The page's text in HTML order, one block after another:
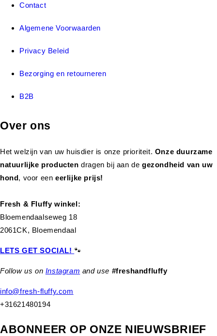
Contact
Algemene Voorwaarden
Privacy Beleid
Bezorging en retourneren
B2B
Over ons
Het welzijn van uw huisdier is onze prioriteit. Onze duurzame
natuurlijke productendragen bij aan de gezondheid van uw
hond, voor eeneerlijke prijs!
Fresh & Fluffy winkel:
Bloemendaalseweg 18
2061CK, Bloemendaal
LETS GET SOCIAL!🐾
Follow us on Instagram and use #freshandfluffy
info@fresh-fluffy.com
+31621480194
ABONNEER OP ONZE NIEUWSBRIEF